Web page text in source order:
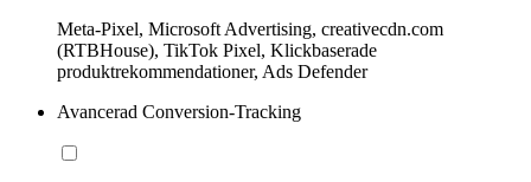
Meta-Pixel, Microsoft Advertising, creativecdn.com
(RTBHouse), TikTok Pixel, Klickbaserade
produktrekommendationer, Ads Defender
Avancerad Conversion-Tracking